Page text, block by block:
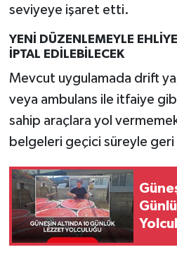
seviyeye işaret etti.
YENİ DÜZENLEMEYLE
İPTAL EDİLEBİLECEK
Mevcut uygulamada drift
veya ambulans ile itfaiye
sahip araçlara yol
belgeleri geçici süreyle geri